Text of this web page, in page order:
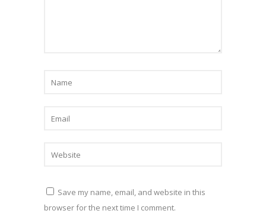
Save my name, email, and website in this
browser for the next time I comment.